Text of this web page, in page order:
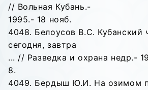
// Вольная Кубань.-
1995.- 18 нояб.
4048. Белоусов В.С. Кубанский
сегодня, завтра
... // Разведка и охрана недр.-
8.
4049. Бердыш Ю.И. На озимом